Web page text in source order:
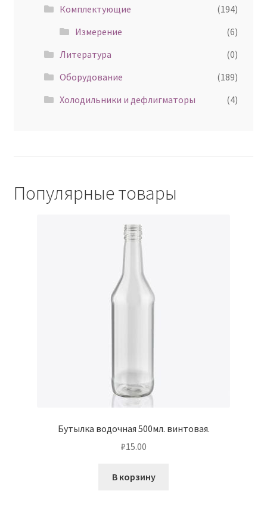
Комплектующие
(194)
Измерение
(6)
Литература
(0)
Оборудование
(189)
Холодильники и дефлигматоры
(4)
Популярные товары
Бутылка водочная 500мл. винтовая.
₽15.00
В корзину